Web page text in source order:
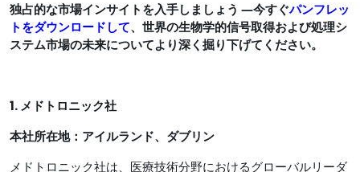
独占的な市場インサイトを入手しましょう ―今すぐパンフレッ
トをダウンロードして、世界の生物学的信号取得および処理シ
ステム市場の未来についてより深く掘り下げてください。
1. メドトロニック社
本社所在地： アイルランド、ダブリン
メドトロニック社は、医療技術分野におけるグローバルリーダ